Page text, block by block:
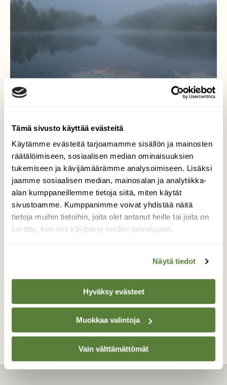
Tämä sivusto käyttää evästeitä
Käytämme evästeitä tarjoamamme sisällön ja mainosten
räätälöimiseen, sosiaalisen median ominaisuuksien
tukemiseen ja kävijämäärämme analysoimiseen. Lisäksi
jaamme sosiaalisen median, mainosalan ja analytiikka-
alan kumppaneillemme tietoja siitä, miten käytät
sivustoamme. Kumppanimme voivat yhdistää näitä
tietoja muihin tietoihin, joita olet antanut heille tai joita on
kerätty, kun olet käyttänyt heidän palvelujaan.
Näytä tiedot
Hyväksy evästeet
Muokkaa valintoja
Vain välttämättömät
Kuikat 17.07.19
Mökkijärvellä täällä Vilppulan Pohjaslahden
Ylä-Kolkissa on kuikkia. Parikymmentä
vuottaä kesiäni olen viettänyt on aina ollut
kuikkia. Kuvailen ja seuraan muutenkin niitä
paljon. Käyvät pari kertaa päivässä
syömässä. Sattuivat nyt aikasen liki.
TAKAISIN LISTAAN